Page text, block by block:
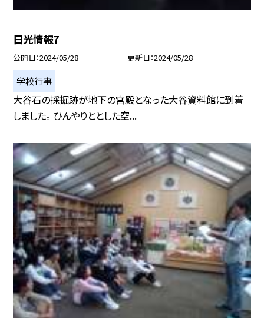
日光情報7
公開日 2024/05/28 更新日 2024/05/28
学校行事
大谷石の採掘跡が地下の宮殿となった大谷資料館に到着
しました。 ひんやりととした空...